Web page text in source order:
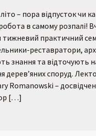
– пора відпусток чи
в самому розпалі!
тижневий практичний
реставратори,
знання та відточують
дерев’яних споруд.
Romanowski –
[…]